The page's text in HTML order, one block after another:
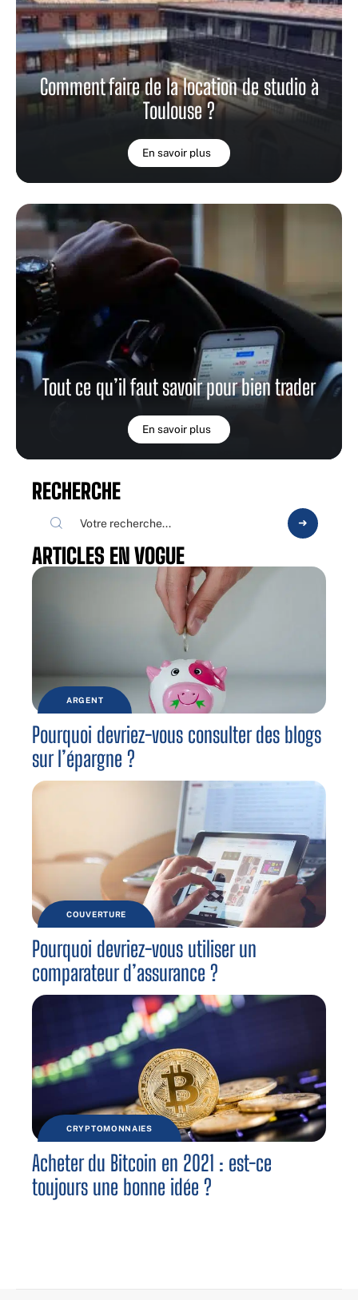
Comment faire de la location de studio à
Toulouse ?
En savoir plus
Tout ce qu’il faut savoir pour bien trader
En savoir plus
RECHERCHE
ARTICLES EN VOGUE
ARGENT
Pourquoi devriez-vous consulter des blogs
sur l’épargne ?
COUVERTURE
Pourquoi devriez-vous utiliser un
comparateur d’assurance ?
CRYPTOMONNAIES
Acheter du Bitcoin en 2021 : est-ce
toujours une bonne idée ?